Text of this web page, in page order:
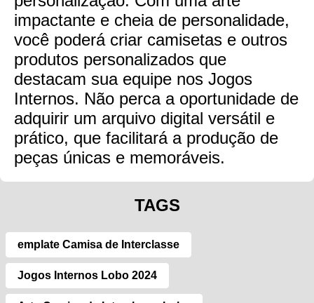
impactante e cheia de personalidade,
você poderá criar camisetas e outros
produtos personalizados que
destacam sua equipe nos Jogos
Internos. Não perca a oportunidade de
adquirir um arquivo digital versátil e
prático, que facilitará a produção de
peças únicas e memoráveis.
TAGS
emplate Camisa de Interclasse
Jogos Internos Lobo 2024